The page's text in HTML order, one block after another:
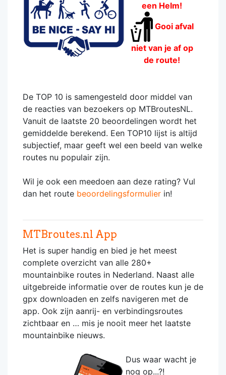
een Helm!
Gooi afval
niet van je af op
de route!
De TOP 10 is samengesteld door middel van
de reacties van bezoekers op MTBroutesNL.
Vanuit de laatste 20 beoordelingen wordt het
gemiddelde berekend. Een TOP10 lijst is altijd
subjectief, maar geeft wel een beeld van welke
routes nu populair zijn.
Wil je ook een meedoen aan deze rating? Vul
dan het route beoordelingsformulier in!
MTBroutes.nl App
Het is super handig en bied je het meest
complete overzicht van alle 280+
mountainbike routes in Nederland. Naast alle
uitgebreide informatie over de routes kun je de
gpx downloaden en zelfs navigeren met de
app. Ook zijn aanrij- en verbindingsroutes
zichtbaar en … mis je nooit meer het laatste
mountainbike nieuws.
Dus waar wacht je
nog op...?!